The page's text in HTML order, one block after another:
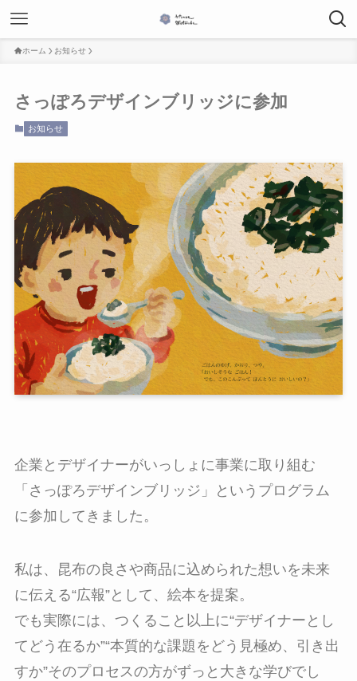
ホーム お知らせ
さっぽろデザインブリッジに参加
お知らせ
企業とデザイナーがいっしょに事業に取り組む
「さっぽろデザインブリッジ」というプログラム
に参加してきました。
私は、昆布の良さや商品に込められた想いを未来
に伝える“広報”として、絵本を提案。
でも実際には、つくること以上に“デザイナーとし
てどう在るか”“本質的な課題をどう見極め、引き出
すか”そのプロセスの方がずっと大きな学びでし